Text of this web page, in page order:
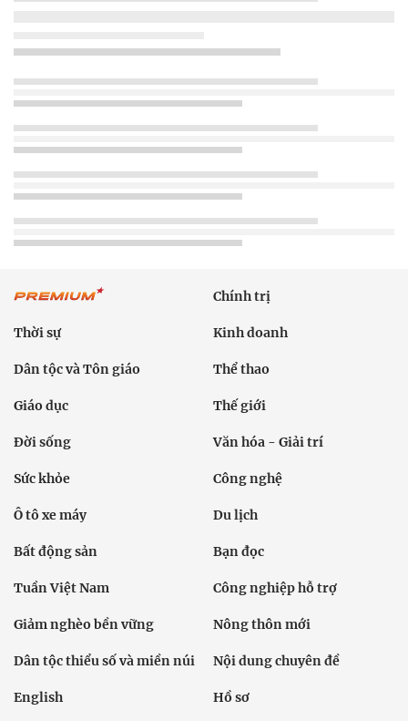
Chính trị
Thời sự Kinh doanh
Dân tộc và Tôn giáo Thể thao
Giáo dục Thế giới
Đời sống Văn hóa - Giải trí
Sức khỏe Công nghệ
Ô tô xe máy Du lịch
Bất động sản Bạn đọc
Tuần Việt Nam Công nghiệp hỗ trợ
Giảm nghèo bền vững Nông thôn mới
Dân tộc thiểu số và miền núi Nội dung chuyên đề
English Hồ sơ